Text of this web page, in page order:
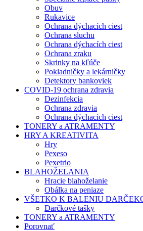
Obuv
Rukavice
Ochrana dýchacích ciest
Ochrana sluchu
Ochrana dýchacích ciest
Ochrana zraku
Skrinky na kľúče
Pokladničky a lekárničky
Detektory bankoviek
COVID-19 ochrana zdravia
Dezinfekcia
Ochrana zdravia
Ochrana dýchacích ciest
TONERY a ATRAMENTY
HRY A KREATIVITA
Hry
Pexeso
Pexetrio
BLAHOŽELANIA
Hracie blahoželanie
Obálka na peniaze
VŠETKO K BALENIU
Darčkové tašky
TONERY a ATRAMENTY
Porovnať